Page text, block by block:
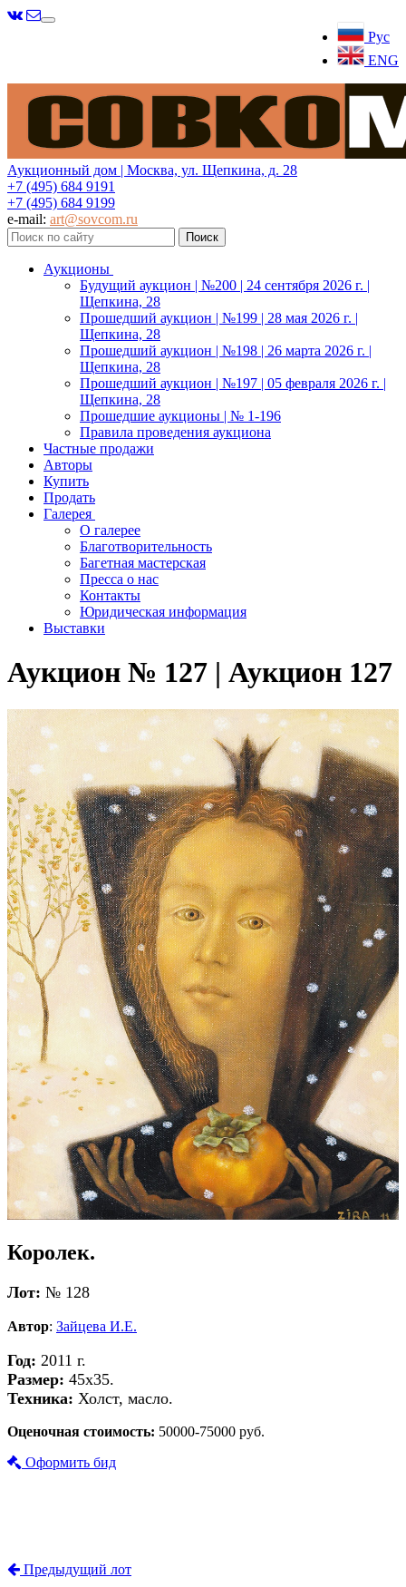
Рус
ENG
Меню
Аукционный дом | Москва, ул. Щепкина, д. 28
+7 (495) 684 9191
+7 (495) 684 9199
e-mail: art@sovcom.ru
Аукционы
Будущий аукцион | №200 | 24 сентября 2026 г. |
Щепкина, 28
Прошедший аукцион | №199 | 28 мая 2026 г. |
Щепкина, 28
Прошедший аукцион | №198 | 26 марта 2026 г. |
Щепкина, 28
Прошедший аукцион | №197 | 05 февраля 2026 г. |
Щепкина, 28
Прошедшие аукционы | № 1-196
Правила проведения аукциона
Частные продажи
Авторы
Купить
Продать
Галерея
О галерее
Благотворительность
Багетная мастерская
Пресса о нас
Контакты
Юридическая информация
Выставки
Аукцион № 127 | Аукцион 127
Королек.
Лот: № 128
Автор: Зайцева И.Е.
Год: 2011 г.
Размер: 45х35.
Техника: Холст, масло.
Оценочная стоимость: 50000-75000 руб.
Оформить бид
Предыдущий лот